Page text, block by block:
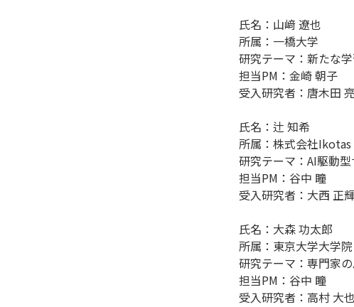
氏名：山﨑 遼也
所属：一橋大学
研究テーマ：新たな
担当PM：金崎 朝子
受入研究者：唐木田 亮
氏名：辻 知希
所属：株式会社Ikotas
研究テーマ：AI駆動
担当PM：谷中 瞳
受入研究者：大西 正
氏名：大森 功太郎
所属：東京大学大学院
研究テーマ：専門家
担当PM：谷中 瞳
受入研究者：高村 大也